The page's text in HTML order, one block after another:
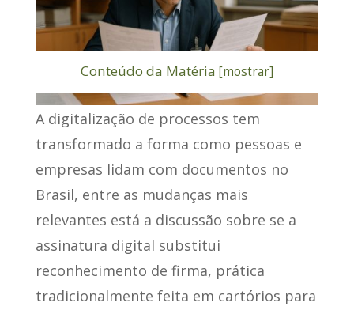
Conteúdo da Matéria [mostrar]
A digitalização de processos tem
transformado a forma como pessoas e
empresas lidam com documentos no
Brasil, entre as mudanças mais
relevantes está a discussão sobre se a
assinatura digital substitui
reconhecimento de firma, prática
tradicionalmente feita em cartórios para